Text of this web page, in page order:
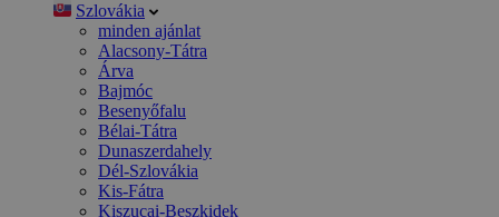
Szlovákia
minden ajánlat
Alacsony-Tátra
Árva
Bajmóc
Besenyőfalu
Bélai-Tátra
Dunaszerdahely
Dél-Szlovákia
Kis-Fátra
Kiszucai-Beszkidek